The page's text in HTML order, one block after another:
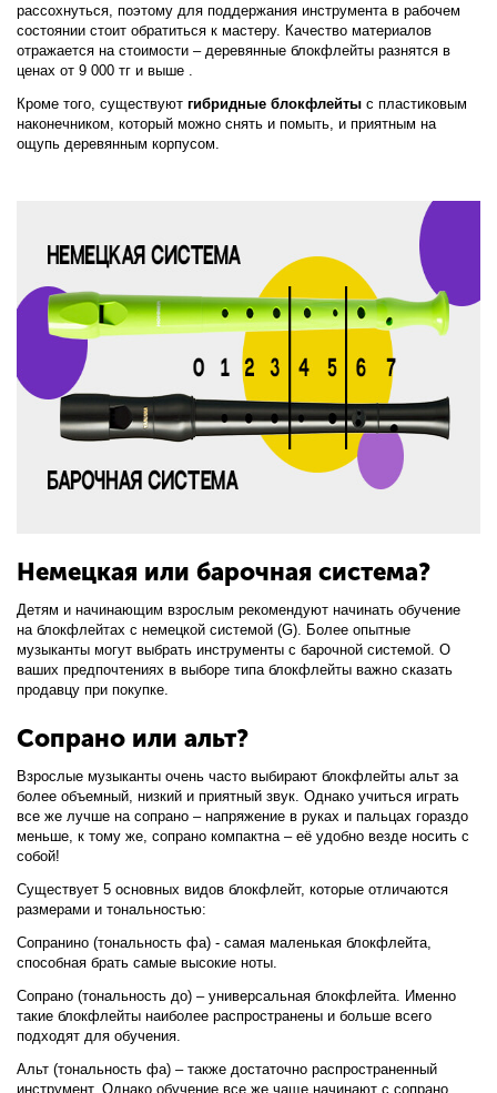
рассохнуться, поэтому для поддержания инструмента в рабочем
состоянии стоит обратиться к мастеру. Качество материалов
отражается на стоимости – деревянные блокфлейты разнятся в
ценах от 9 000 тг и выше .
Кроме того, существуютгибридные блокфлейты с пластиковым
наконечником, который можно снять и помыть, и приятным на
ощупь деревянным корпусом.
Немецкая или барочная система?
Детям и начинающим взрослым рекомендуют начинать обучение
на блокфлейтах с немецкой системой (G). Более опытные
музыканты могут выбрать инструменты с барочной системой. О
ваших предпочтениях в выборе типа блокфлейты важно сказать
продавцу при покупке.
Сопрано или альт?
Взрослые музыканты очень часто выбирают блокфлейты альт за
более объемный, низкий и приятный звук. Однако учиться играть
все же лучше на сопрано – напряжение в руках и пальцах гораздо
меньше, к тому же, сопрано компактна – её удобно везде носить с
собой!
Существует 5 основных видов блокфлейт, которые отличаются
размерами и тональностью:
Сопранино (тональность фа) - самая маленькая блокфлейта,
способная брать самые высокие ноты.
Сопрано (тональность до) – универсальная блокфлейта. Именно
такие блокфлейты наиболее распространены и больше всего
подходят для обучения.
Альт (тональность фа) – также достаточно распространенный
инструмент. Однако обучение все же чаще начинают с сопрано.